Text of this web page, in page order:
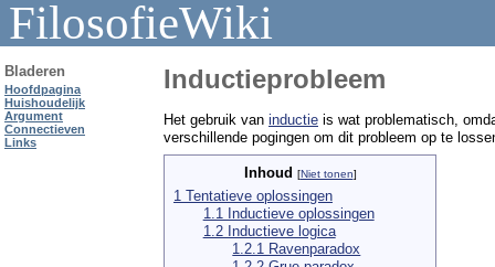
FilosofieWiki
Inductieprobleem
Het gebruik van inductie is wat problematisch,
verschillende pogingen om dit probleem op te
Inhoud [Niet tonen]
1 Tentatieve oplossingen
1.1 Inductieve oplossingen
1.2 Inductieve logica
1.2.1 Ravenparadox
Bladeren
Hoofdpagina
Huishoudelijk
Argument
Connectieven
Links